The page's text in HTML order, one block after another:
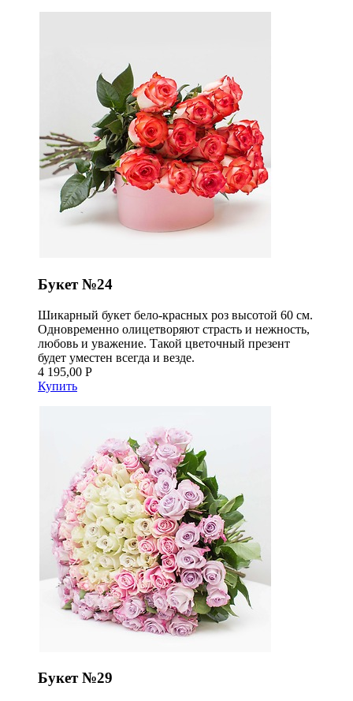
Букет №24
Шикарный букет бело-красных роз высотой 60 см.
Одновременно олицетворяют страсть и нежность,
любовь и уважение. Такой цветочный презент
будет уместен всегда и везде.
4 195,00 Р
Купить
Букет №29